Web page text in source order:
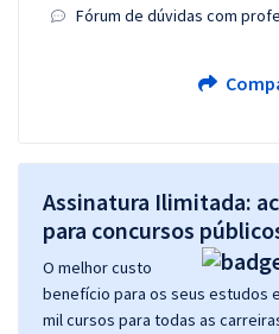
Fórum de dúvidas com
Assinatura Ilimitada:
para concursos
O melhor custo
benefício para os seus estudos
mil cursos para todas as